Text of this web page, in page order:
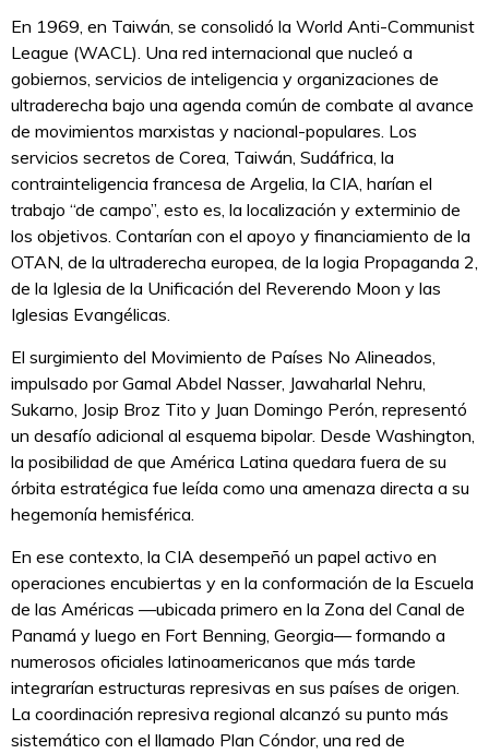
En 1969, en Taiwán, se consolidó la World Anti-Communist
League (WACL). Una red internacional que nucleó a
gobiernos, servicios de inteligencia y organizaciones de
ultraderecha bajo una agenda común de combate al avance
de movimientos marxistas y nacional-populares. Los
servicios secretos de Corea, Taiwán, Sudáfrica, la
contrainteligencia francesa de Argelia, la CIA, harían el
trabajo “de campo”, esto es, la localización y exterminio de
los objetivos. Contarían con el apoyo y financiamiento de la
OTAN, de la ultraderecha europea, de la logia Propaganda 2,
de la Iglesia de la Unificación del Reverendo Moon y las
Iglesias Evangélicas.
El surgimiento del Movimiento de Países No Alineados,
impulsado por Gamal Abdel Nasser, Jawaharlal Nehru,
Sukarno, Josip Broz Tito y Juan Domingo Perón, representó
un desafío adicional al esquema bipolar. Desde Washington,
la posibilidad de que América Latina quedara fuera de su
órbita estratégica fue leída como una amenaza directa a su
hegemonía hemisférica.
En ese contexto, la CIA desempeñó un papel activo en
operaciones encubiertas y en la conformación de la Escuela
de las Américas —ubicada primero en la Zona del Canal de
Panamá y luego en Fort Benning, Georgia— formando a
numerosos oficiales latinoamericanos que más tarde
integrarían estructuras represivas en sus países de origen.
La coordinación represiva regional alcanzó su punto más
sistemático con el llamado Plan Cóndor, una red de